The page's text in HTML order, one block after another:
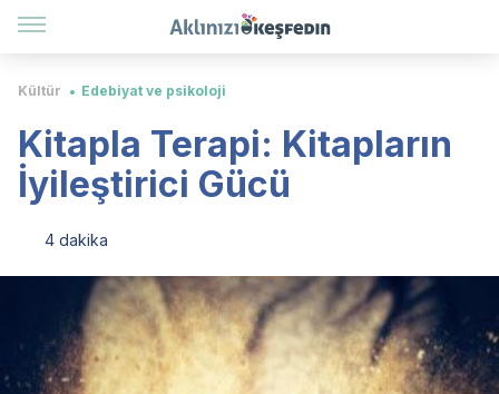
Kültür Edebiyat ve psikoloji
Kitapla Terapi: Kitapların
İyileştirici Gücü
4 dakika